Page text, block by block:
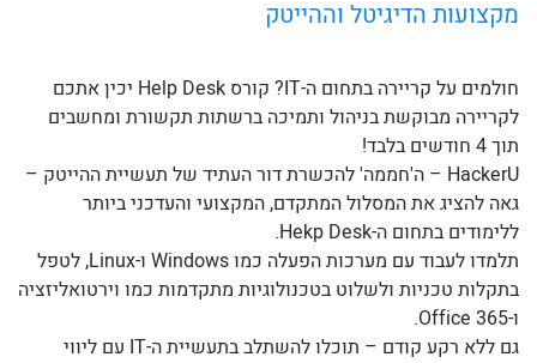
מקצועות הדיגיטל וההייטק
חולמים על קריירה בתחום ה-IT? קורס Help Desk יכין אתכם
לקריירה מבוקשת בניהול ותמיכה ברשתות תקשורת ומחשבים
תוך 4 חודשים בלבד!
HackerU – ה'חממה' להכשרת דור העתיד של תעשיית ההייטק –
גאה להציג את המסלול המתקדם, המקצועי והעדכני ביותר
ללימודים בתחום ה-Hekp Desk.
תלמדו לעבוד עם מערכות הפעלה כמו Windows ו-Linux, לטפל
בתקלות טכניות ולשלוט בטכנולוגיות מתקדמות כמו וירטואליזציה
ו-Office 365.
גם ללא רקע קודם – תוכלו להשתלב בתעשיית ה-IT עם ליווי